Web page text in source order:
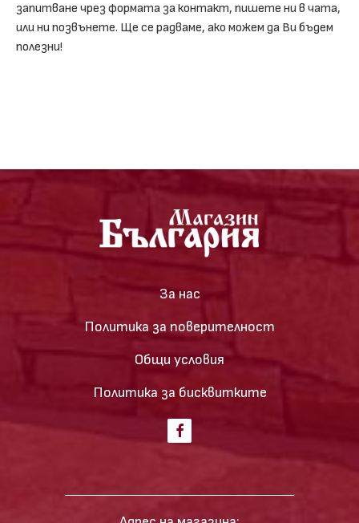
запитване чрез формата за контакт, пишете ни в чата,
или ни позвънете. Ще се радваме, ако можем да Ви бъдем
полезни!
За нас
Политика за поверителност
Общи условия
Политика за бисквитките